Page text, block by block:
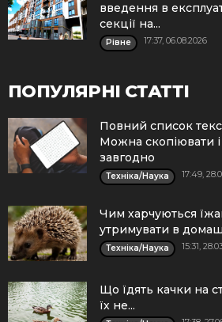
введення в
секції на...
Рівне 17:37, 06.08.2026
ПОПУЛЯРНІ СТАТТІ
Повний список
Можна скопіювати
завгодно
Техніка/Наука 17:49,
Чим харчуються
утримувати в
Техніка/Наука 15:31,
Що їдять качки на
їх не...